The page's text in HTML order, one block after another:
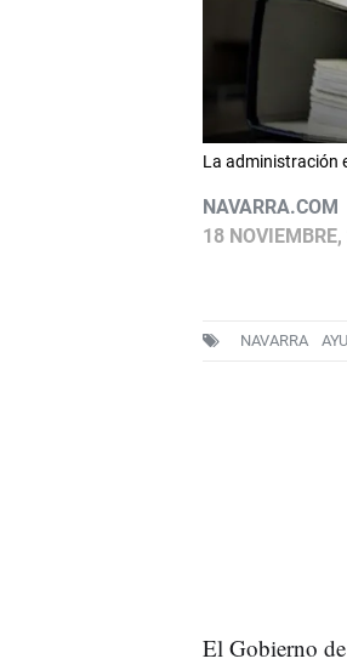
La administración
NAVARRA.COM
18
NAVARRA
El Gobierno